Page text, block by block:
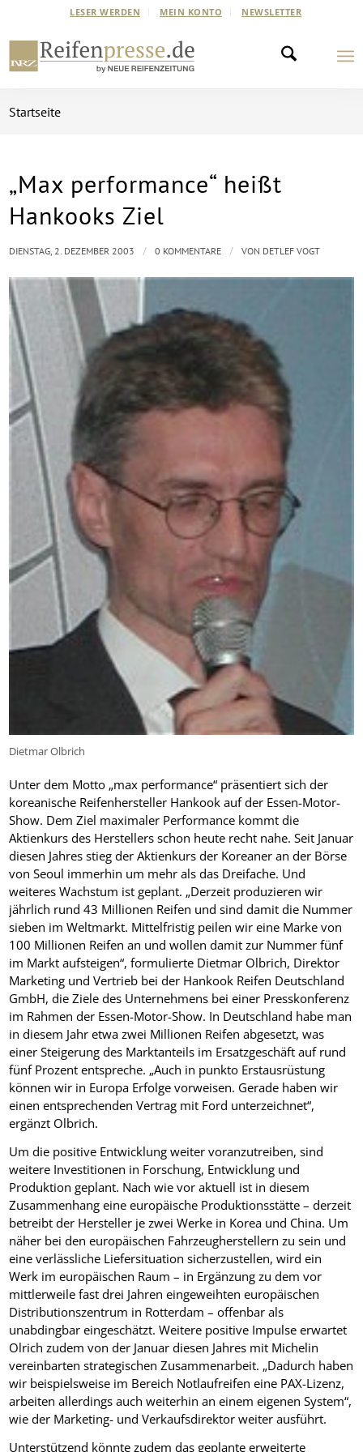
LESER WERDEN MEIN KONTO NEWSLETTER
Startseite
„Max performance“ heißt
Hankooks Ziel
Dietmar Olbrich
Unter dem Motto „max performance“ präsentiert sich der
koreanische Reifenhersteller Hankook auf der Essen-Motor-
Show. Dem Ziel maximaler Performance kommt die
Aktienkurs des Herstellers schon heute recht nahe. Seit Januar
diesen Jahres stieg der Aktienkurs der Koreaner an der Börse
von Seoul immerhin um mehr als das Dreifache. Und
weiteres Wachstum ist geplant. „Derzeit produzieren wir
jährlich rund 43 Millionen Reifen und sind damit die Nummer
sieben im Weltmarkt. Mittelfristig peilen wir eine Marke von
100 Millionen Reifen an und wollen damit zur Nummer fünf
im Markt aufsteigen“, formulierte Dietmar Olbrich, Direktor
Marketing und Vertrieb bei der Hankook Reifen Deutschland
GmbH, die Ziele des Unternehmens bei einer Presskonferenz
im Rahmen der Essen-Motor-Show. In Deutschland habe man
in diesem Jahr etwa zwei Millionen Reifen abgesetzt, was
einer Steigerung des Marktanteils im Ersatzgeschäft auf rund
fünf Prozent entspreche. „Auch in punkto Erstausrüstung
können wir in Europa Erfolge vorweisen. Gerade haben wir
einen entsprechenden Vertrag mit Ford unterzeichnet“,
ergänzt Olbrich.
Um die positive Entwicklung weiter voranzutreiben, sind
weitere Investitionen in Forschung, Entwicklung und
Produktion geplant. Nach wie vor aktuell ist in diesem
Zusammenhang eine europäische Produktionsstätte – derzeit
betreibt der Hersteller je zwei Werke in Korea und China. Um
näher bei den europäischen Fahrzeugherstellern zu sein und
eine verlässliche Liefersituation sicherzustellen, wird ein
Werk im europäischen Raum – in Ergänzung zu dem vor
mittlerweile fast drei Jahren eingeweihten europäischen
Distributionszentrum in Rotterdam – offenbar als
unabdingbar eingeschätzt. Weitere positive Impulse erwartet
Olrich zudem von der Januar diesen Jahres mit Michelin
vereinbarten strategischen Zusammenarbeit. „Dadurch haben
wir beispielsweise im Bereich Notlaufreifen eine PAX-Lizenz,
arbeiten allerdings auch weiterhin an einem eigenen System“,
wie der Marketing- und Verkaufsdirektor weiter ausführt.
Unterstützend könnte zudem das geplante erweiterte
DIENSTAG, 2. DEZEMBER 2003 / 0 KOMMENTARE / VON DETLEF VOGT